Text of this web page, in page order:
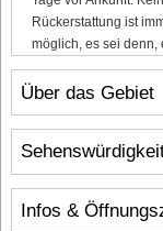
Über das Gebiet
Infos &
Rückerstattung ist
möglich, es sei denn,